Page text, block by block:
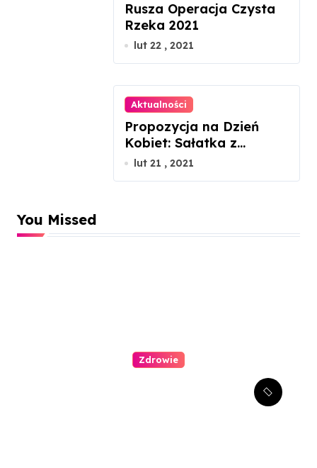
Rusza Operacja Czysta
Rzeka 2021
lut 22 , 2021
Aktualności
Propozycja na Dzień
Kobiet: Sałatka z
łososiem gravlax
lut 21 , 2021
You Missed
Zdrowie